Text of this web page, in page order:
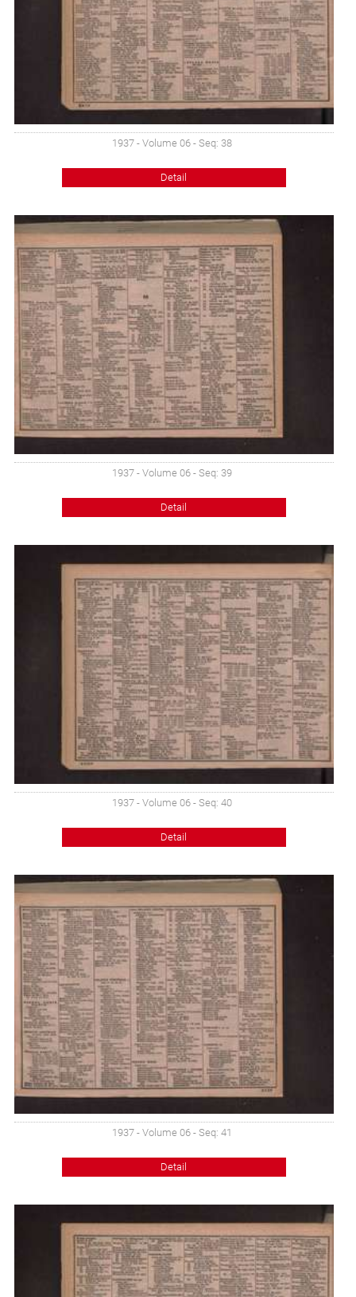
1937 - Volume 06 - Seq: 38
Detail
1937 - Volume 06 - Seq: 39
Detail
1937 - Volume 06 - Seq: 40
Detail
1937 - Volume 06 - Seq: 41
Detail